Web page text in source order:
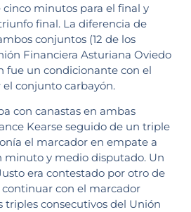
minutos para el final y
final. La diferencia de
conjuntos (12 de los
Financiera Asturiana Oviedo
fue un condicionante con el
conjunto carbayón.
con canastas en ambas
Kearse seguido de un triple
el marcador en empate a
minuto y medio disputado. Un
era contestado por otro de
continuar con el marcador
triples consecutivos del Unión